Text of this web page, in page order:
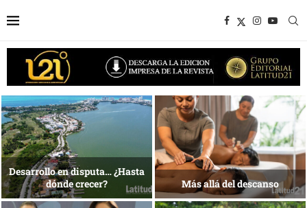
1 al 28 de agosto •
Fundación Isleña
Energía que Impulsa la
competitividad